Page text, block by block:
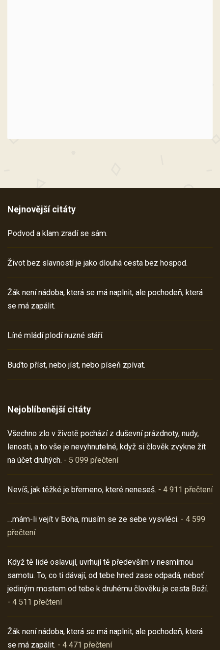
Nejnovější citáty
Podvod a klam zradí se sám.
Život bez slavností je jako dlouhá cesta bez hospod.
Žák není nádoba, která se má naplnit, ale pochodeň, která
se má zapálit.
Líné mládí plodí nuzné stáří.
Buďto příst, nebo jíst, nebo píseň zpívat.
Nejoblíbenější citáty
Všechno zlo v životě pochází z duševní prázdnoty, nudy,
lenosti, a to vše je nevyhnutelné, když si člověk zvykne žít
na účet druhých. - 5 099 přečtení
Nevíš, jak těžké je břemeno, které neneseš. - 4 911 přečtení
…mám-li vejít v Boha, musím se ze sebe vysvléci. - 4 599
přečtení
Když tě lidé oslavují, uvrhují tě především v nesmírnou
samotu. To, co ti dávají, od tebe hned zase odpadá, neboť
jediným mostem od tebe k druhému člověku je cesta Boží.
- 4 511 přečtení
Žák není nádoba, která se má naplnit, ale pochodeň, která
se má zapálit. - 4 471 přečtení